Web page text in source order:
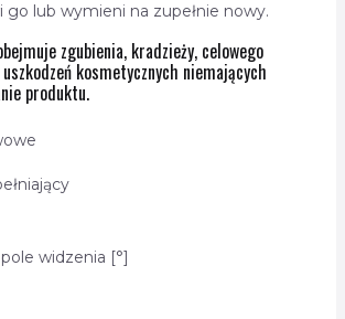
go lub wymieni na zupełnie nowy.
zgubienia, kradzieży, celowego
kosmetycznych niemających
produktu.
widzenia [°]